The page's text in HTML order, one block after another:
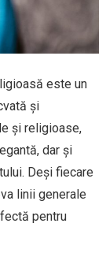
este un
și
și religioase,
dar și
Deși fiecare
linii generale
pentru